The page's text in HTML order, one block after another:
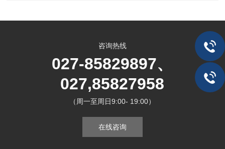
咨询热线
027-85829897、
027,85827958
（周一至周日9:00- 19:00）
在线咨询